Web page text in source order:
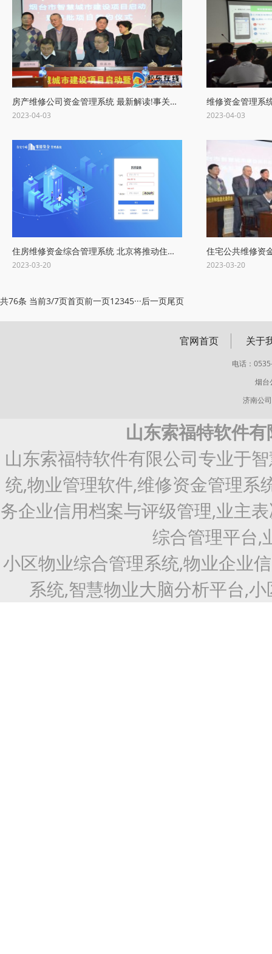
房产维修公司资金管理系统 最新解读!事关齐齐哈尔房屋维修资金使用
2023-04-03 2023-04-03
住房维修资金综合管理系统 北京将推动住宅专项维修资金改革，收支明细及余
2023-03-20 2023-03-20
共76条 当前3/7页首页前一页12345···后一页尾页
官网首页 关于
电话：
烟台
济南公
山东索福特软件
山东索福特软件有限公司专业于
统,物业管理软件,维修资金管理系
务企业信用档案与评级管理,业主
综合管理平台,
小区物业综合管理系统,物业企业
系统,智慧物业大脑分析平台,